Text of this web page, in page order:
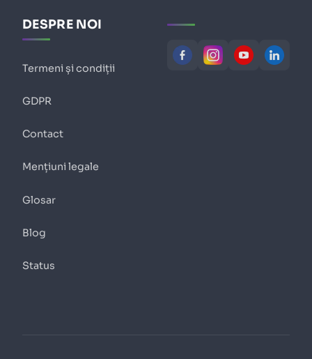
DESPRE NOI
Termeni și condiții
GDPR
Contact
Mențiuni legale
Glosar
Blog
Status